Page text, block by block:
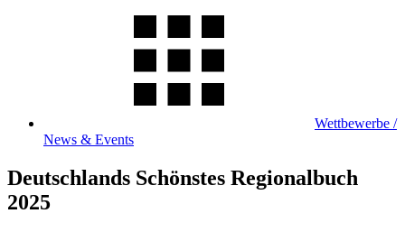
Wettbewerbe /
News & Events
Deutschlands Schönstes Regionalbuch
2025